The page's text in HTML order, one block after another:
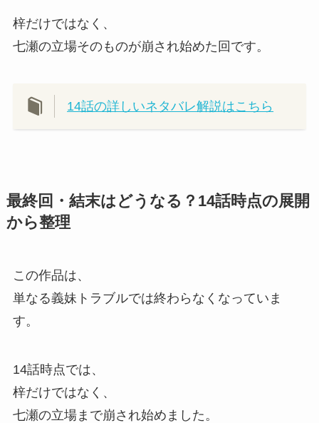
梓だけではなく、
七瀬の立場そのものが崩され始めた回です。
14話の詳しいネタバレ解説はこちら
最終回・結末はどうなる？14話時点の展開
から整理
この作品は、
単なる義妹トラブルでは終わらなくなっていま
す。
14話時点では、
梓だけではなく、
七瀬の立場まで崩され始めました。